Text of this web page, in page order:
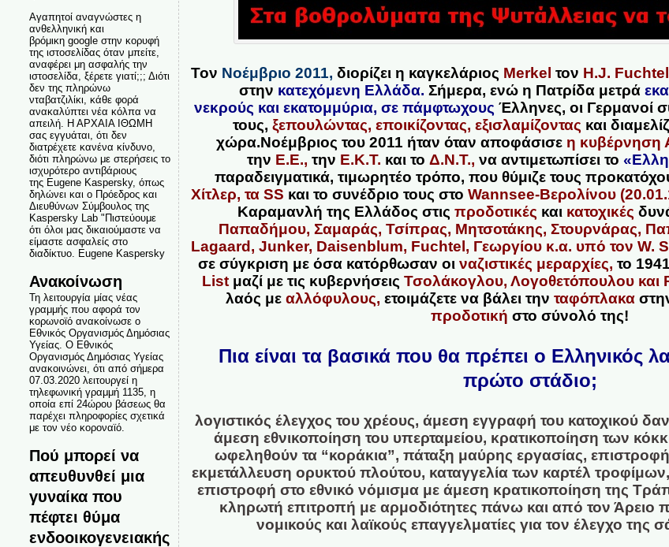
Αγαπητοί αναγνώστες η
ανθελληνική και
βρόμικη google στην κορυφή
της ιστοσελίδας όταν μπείτε,
αναφέρει μη ασφαλής την
ιστοσελίδα, ξέρετε γιατί;;; Διότι
δεν της πληρώνω
νταβατζιλίκι, κάθε φορά
ανακαλύπτει νέα κόλπα να
απειλή. Η ΑΡΧΑΙΑ ΙΘΩΜΗ
σας εγγυάται, ότι δεν
διατρέχετε κανένα κίνδυνο,
διότι πληρώνω με στερήσεις το
ισχυρότερο αντιβάριους
της Eugene Kaspersky, όπως
δηλώνει και ο Πρόεδρος και
Διευθύνων Σύμβουλος της
Kaspersky Lab "Πιστεύουμε
ότι όλοι μας δικαιούμαστε να
είμαστε ασφαλείς στο
διαδίκτυο. Eugene Kaspersky
Ανακοίνωση
Τη λειτουργία μίας νέας
γραμμής που αφορά τον
κορωνοϊό ανακοίνωσε ο
Εθνικός Οργανισμός Δημόσιας
Υγείας. Ο Εθνικός
Οργανισμός Δημόσιας Υγείας
ανακοινώνει, ότι από σήμερα
07.03.2020 λειτουργεί η
τηλεφωνική γραμμή 1135, η
οποία επί 24ώρου βάσεως θα
παρέχει πληροφορίες σχετικά
με τον νέο κοροναϊό.
Πού μπορεί να
απευθυνθεί μια
γυναίκα που
πέφτει θύμα
ενδοοικογενειακής
Τον Νοέμβριο 2011, διορίζει η καγκελάριος Μerkel τον H.J. Fuchtel
στην κατεχόμενη Ελλάδα. Σήμερα, ενώ η Πατρίδα μετρά
νεκρούς καιεκατομμύρια, σε πάμφτωχους Έλληνες, οι Γερμανοί
τους, ξεπουλώντας, εποικίζοντας, εξισλαμίζοντας και
χώρα.Νοέμβριος του 2011 ήταν όταν αποφάσισε η κυβέρνηση
την Ε.Ε., την Ε.Κ.Τ. και το Δ.Ν.Τ., να αντιμετωπίσει το
παραδειγματικά, τιμωρητέο τρόπο, που θύμιζε τους
Χίτλερ, τα SS και το συνέδριο τους στοWannsee-Βερολίνου
Καραμανλή της Ελλάδος στιςπροδοτικές και κατοχικές
Παπαδήμου, Σαμαράς, Τσίπρας, Μητσοτάκης, Στουρνάρας,
Lagaard, Junker, Daisenblum, Fuchtel, Γεωργίου κ.α. υπό τον W.
σε σύγκριση με όσα κατόρθωσαν οιναζιστικές μεραρχίες, το
List μαζί με τις κυβερνήσειςΤσολάκογλου, Λογοθετόπουλου και
λαός με αλλόφυλους, ετοιμάζετε να βάλει την ταφόπλακα
προδοτική στο σύνολό της!
Πια είναι τα βασικά που θα πρέπει ο Ελληνικός
πρώτο στάδιο;
λογιστικός έλεγχος του χρέους, άμεση εγγραφή του κατοχικού
άμεση εθνικοποίηση του υπερταμείου, κρατικοποίηση των
ωφεληθούν τα “κοράκια”, πάταξη μαύρης εργασίας,
εκμετάλλευση ορυκτού πλούτου, καταγγελία των καρτέλ
επιστροφή στο εθνικό νόμισμα με άμεση κρατικοποίηση της
κληρωτή επιτροπή με αρμοδιότητες πάνω και από τον Άρειο
νομικούς και λαϊκούς επαγγελματίες για τον έλεγχο της